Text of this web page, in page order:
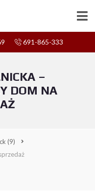
691-865-333
–
DOM NA
(9)